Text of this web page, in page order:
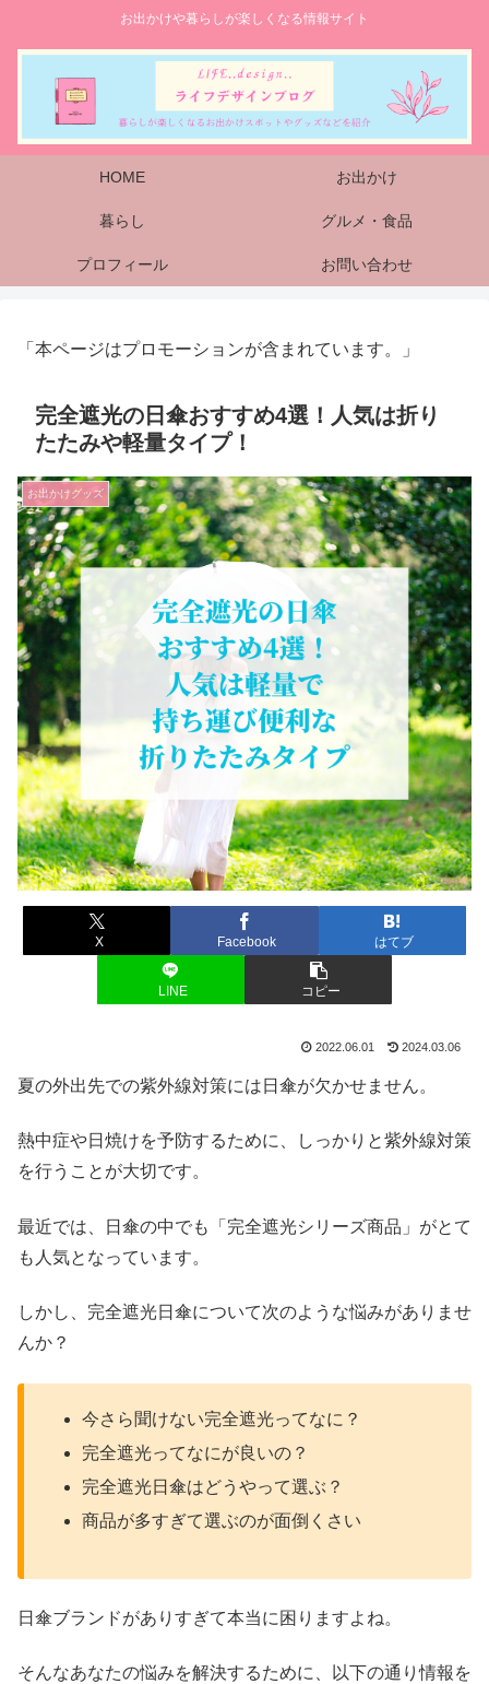
お出かけや暮らしが楽しくなる情報サイト
HOME お出かけ
暮らし グルメ・食品
プロフィール お問い合わせ
「本ページはプロモーションが含まれています。」
完全遮光の日傘おすすめ4選！人気は折り
たたみや軽量タイプ！
お出かけグッズ
X Facebook はてブ
LINE コピー
2022.06.01 2024.03.06
夏の外出先での紫外線対策には日傘が欠かせません。
熱中症や日焼けを予防するために、しっかりと紫外線対策
を行うことが大切です。
最近では、日傘の中でも「完全遮光シリーズ商品」がとて
も人気となっています。
しかし、完全遮光日傘について次のような悩みがありませ
んか？
今さら聞けない完全遮光ってなに？
完全遮光ってなにが良いの？
完全遮光日傘はどうやって選ぶ？
商品が多すぎて選ぶのが面倒くさい
日傘ブランドがありすぎて本当に困りますよね。
そんなあなたの悩みを解決するために、以下の通り情報を